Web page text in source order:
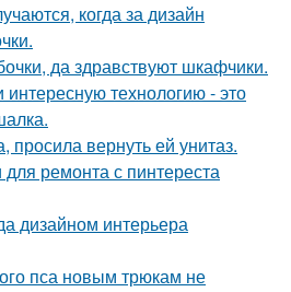
когда за дизайн
да здравствуют шкафчики.
технологию - это
просила вернуть ей унитаз.
ремонта с пинтереста
дизайном интерьера
пса новым трюкам не